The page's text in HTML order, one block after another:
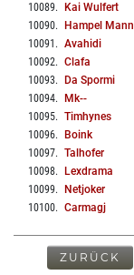
10089. Kai Wulfert
10090. Hampel Mann
10091 . Avahidi
10092. Clafa
10093. Da Spormi
10094. Mk--
10095. Timhynes
10096. Boink
10097. Talhofer
10098. Lexdrama
10099. Netjoker
10100. Carmagj
ZURÜCK